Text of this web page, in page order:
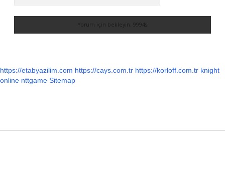
https://etabyazilim.com https://cays.com.tr https://korloff.com.tr knight
online nttgame Sitemap